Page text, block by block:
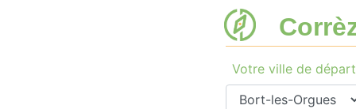
Votre ville de départ